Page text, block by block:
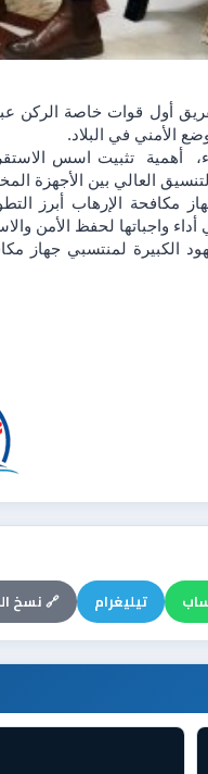
الأمني في البلاد.
العالي بين الأجهزة
واجباتها لحفظ الأمن
تيليغرام 🔗 نسخ